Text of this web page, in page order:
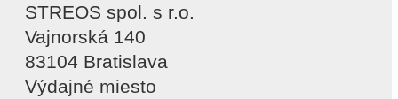
STREOS spol. s r.o.
Vajnorská 140
83104 Bratislava
Výdajné miesto